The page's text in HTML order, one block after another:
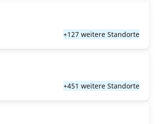
+127 weitere Standorte
+451 weitere Standorte